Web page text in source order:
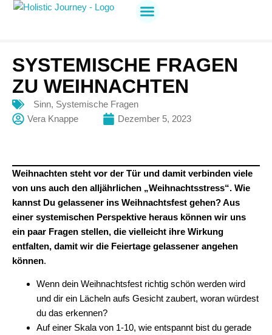
SYSTEMISCHE FRAGEN
ZU WEIHNACHTEN
Sinn, Systemische Fragen
Vera Knappe
Dezember 5, 2023
Weihnachten steht vor der Tür und damit verbinden viele
von uns auch den alljährlichen „Weihnachtsstress“. Wie
kannst Du gelassener ins Weihnachtsfest gehen? Aus
einer systemischen Perspektive heraus können wir uns
ein paar Fragen stellen, die vielleicht ihre Wirkung
entfalten, damit wir die Feiertage gelassener angehen
können.
Wenn dein Weihnachtsfest richtig schön werden wird
und dir ein Lächeln aufs Gesicht zaubert, woran würdest
du das erkennen?
Auf einer Skala von 1-10, wie entspannt bist du gerade